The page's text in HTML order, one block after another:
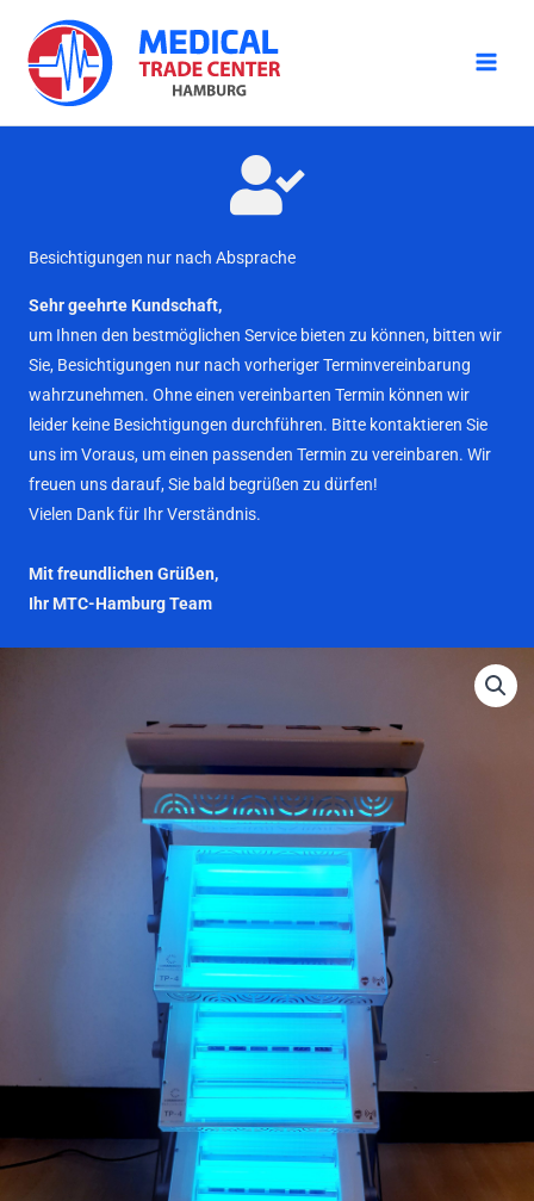
Inhalt
springen
Besichtigungen nur nach Absprache
Sehr geehrte Kundschaft,
um Ihnen den bestmöglichen Service bieten zu können, bitten wir
Sie, Besichtigungen nur nach vorheriger Terminvereinbarung
wahrzunehmen. Ohne einen vereinbarten Termin können wir
leider keine Besichtigungen durchführen. Bitte kontaktieren Sie
uns im Voraus, um einen passenden Termin zu vereinbaren. Wir
freuen uns darauf, Sie bald begrüßen zu dürfen!
Vielen Dank für Ihr Verständnis.
Mit freundlichen Grüßen,
Ihr MTC-Hamburg Team